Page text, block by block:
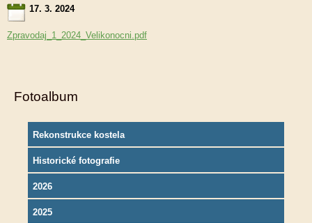
17. 3. 2024
Zpravodaj_1_2024_Velikonocni.pdf
Fotoalbum
Rekonstrukce kostela
Historické fotografie
2026
2025